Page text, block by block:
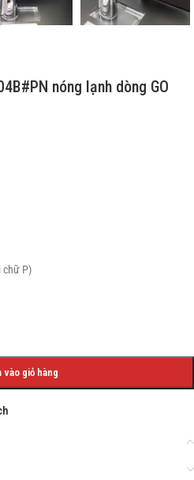
nóng lạnh dòng GO
chữ P)
vào giỏ hàng